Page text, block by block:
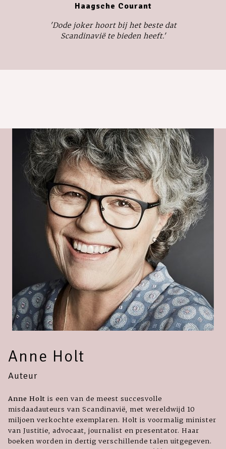
Haagsche Courant
'Dode jokerhoort bij het beste dat
Scandinavië te bieden heeft.'
Anne Holt
Auteur
Anne Holt is een van de meest succesvolle
misdaadauteurs van Scandinavië, met wereldwijd 10
miljoen verkochte exemplaren. Holt is voormalig minister
van Justitie, advocaat, journalist en presentator. Haar
boeken worden in dertig verschillende talen uitgegeven.